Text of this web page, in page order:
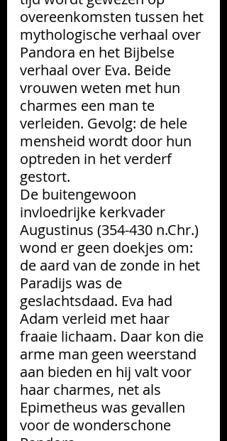
overeenkomsten tussen het
mythologische verhaal over
Pandora en het Bijbelse
verhaal over Eva. Beide
vrouwen weten met hun
charmes een man te
verleiden. Gevolg: de hele
mensheid wordt door hun
optreden in het verderf
gestort.
De buitengewoon
invloedrijke kerkvader
Augustinus (354-430 n.Chr.)
wond er geen doekjes om:
de aard van de zonde in het
Paradijs was de
geslachtsdaad. Eva had
Adam verleid met haar
fraaie lichaam. Daar kon die
arme man geen weerstand
aan bieden en hij valt voor
haar charmes, net als
Epimetheus was gevallen
voor de wonderschone